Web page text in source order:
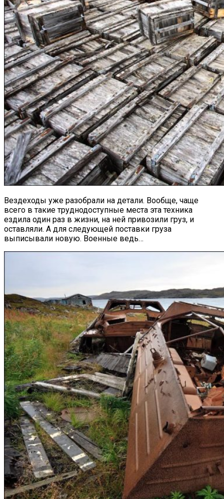
Вездеходы уже разобрали на детали. Вообще, чаще
всего в такие труднодоступные места эта техника
ездила один раз в жизни, на ней привозили груз, и
оставляли. А для следующей поставки груза
выписывали новую. Военные ведь…